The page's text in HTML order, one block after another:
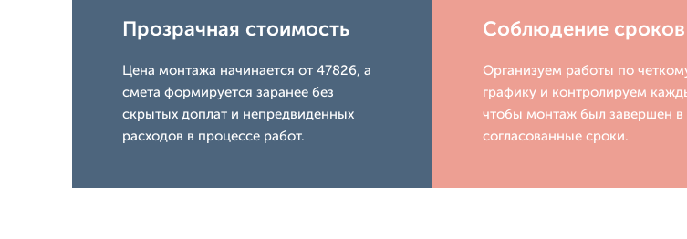
Прозрачная стоимость
Цена монтажа начинается от 47826, а
смета формируется заранее без
скрытых доплат и непредвиденных
расходов в процессе работ.
Соблюдение сроков
Организуем работы по
графику и контролируем
чтобы монтаж был завершен в
согласованные сроки.